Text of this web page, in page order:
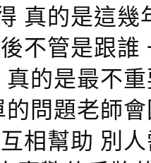
真的是這
不管是跟
的是最不
問題老師
相幫助 別